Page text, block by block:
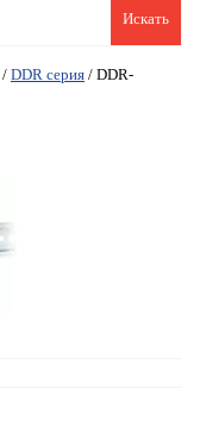
Искать
/ DDR серия / DDR-